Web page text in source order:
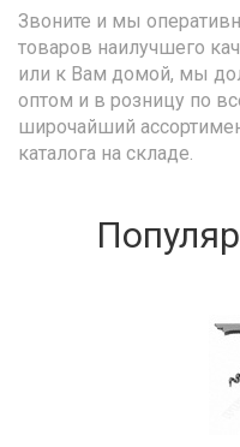
Звоните и мы
товаров наилучшего
или к Вам домой, мы
оптом и в розницу по
широчайший
каталога на складе.